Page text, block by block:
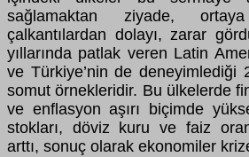
sağlamaktan ziyade,
çalkantılardan dolayı, zarar
yıllarında patlak veren Latin
ve Türkiye’nin de deneyimlediği
somut örnekleridir. Bu ülkelerde
ve enflasyon aşırı biçimde
stokları, döviz kuru ve faiz
arttı, sonuç olarak ekonomiler